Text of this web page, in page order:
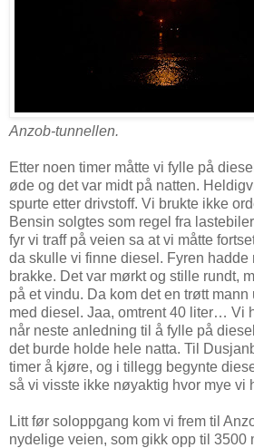
Anzob-tunnellen.
Etter noen timer måtte vi fylle på
øde og det var midt på natten.
spurte etter drivstoff. Vi brukte ikke
Bensin solgtes som regel fra
fyr vi traff på veien sa at vi måtte
da skulle vi finne diesel. Fyren hadde
brakke. Det var mørkt og stille rundt,
på et vindu. Da kom det en trøtt
med diesel. Jaa, omtrent 40 liter… Vi
når neste anledning til å fylle på
det burde holde hele natta. Til
timer å kjøre, og i tillegg begynte
så vi visste ikke nøyaktig hvor mye vi
Litt før soloppgang kom vi frem til
nydelige veien, som gikk opp til 3500